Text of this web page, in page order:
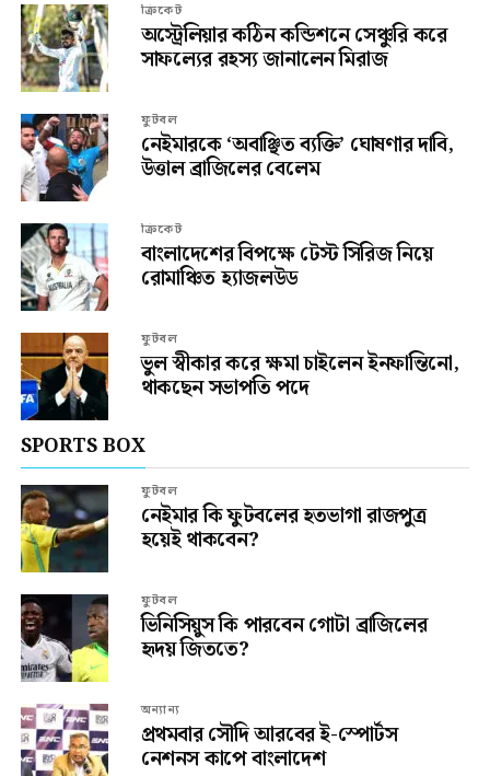
ক্রিকেট
অস্ট্রেলিয়ার কঠিন কন্ডিশনে সেঞ্চুরি করে
সাফল্যের রহস্য জানালেন মিরাজ
ফুটবল
নেইমারকে ‘অবাঞ্ছিত ব্যক্তি’ ঘোষণার দাবি,
উত্তাল ব্রাজিলের বেলেম
ক্রিকেট
বাংলাদেশের বিপক্ষে টেস্ট সিরিজ নিয়ে
রোমাঞ্চিত হ্যাজলউড
ফুটবল
ভুল স্বীকার করে ক্ষমা চাইলেন ইনফান্তিনো,
থাকছেন সভাপতি পদে
SPORTS BOX
ফুটবল
নেইমার কি ফুটবলের হতভাগা রাজপুত্র
হয়েই থাকবেন?
ফুটবল
ভিনিসিয়ুস কি পারবেন গোটা ব্রাজিলের
হৃদয় জিততে?
অন্যান্য
প্রথমবার সৌদি আরবের ই-স্পোর্টস
নেশনস কাপে বাংলাদেশ